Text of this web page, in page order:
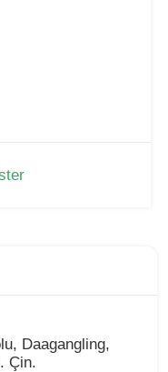
Daagangling,
Çin.